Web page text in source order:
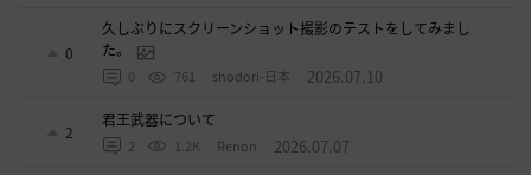
0
久しぶりにスクリーンショット撮影のテストをしてみまし
た。
0 761 shodori-日本 2026.07.10
2
君王武器について
2 1.2K Renon 2026.07.07